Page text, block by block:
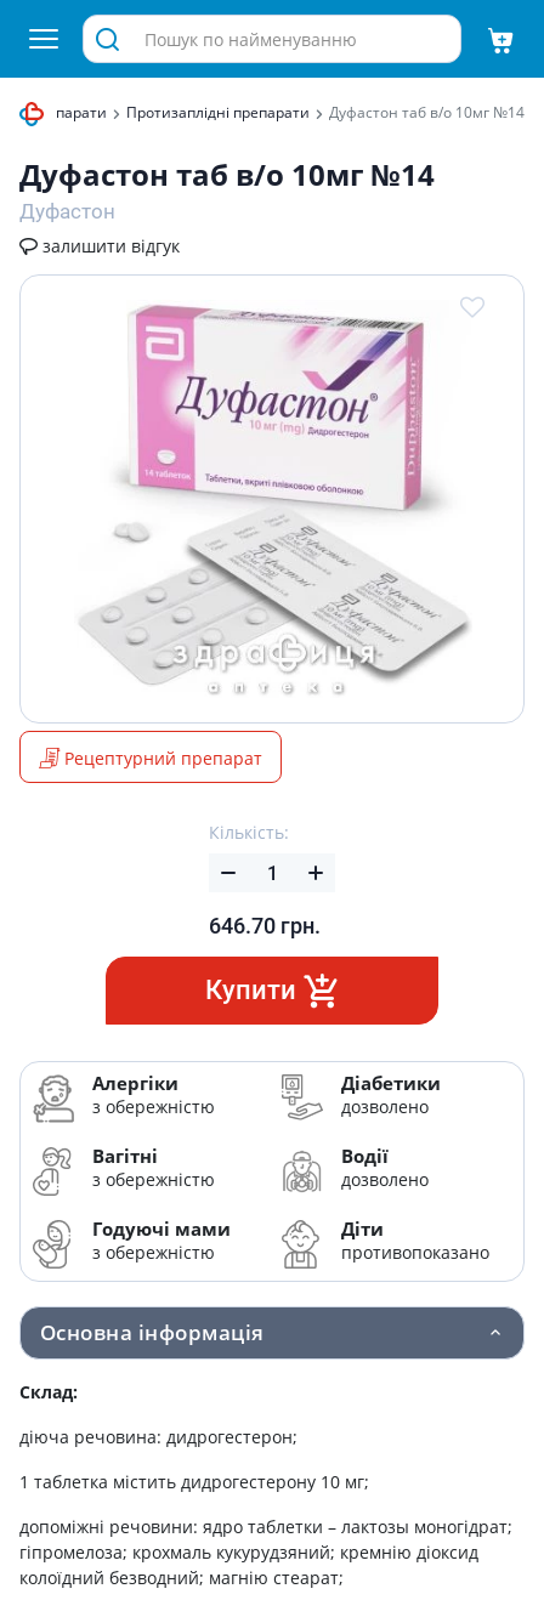
препарати Протизаплідні препарати Дуфастон таб в/о 10мг №14
Дуфастон таб в/о 10мг №14
Дуфастон
залишити відгук
Рецептурний препарат
Кількість:
646.70 грн.
Купити
Алергіки
з обережністю
Діабетики
дозволено
Вагітні
з обережністю
Водії
дозволено
Годуючі мами
з обережністю
Діти
противопоказано
Основна інформація
Склад:
діюча речовина: дидрогестерон;
1 таблетка містить дидрогестерону 10 мг;
допоміжні речовини: ядро таблетки – лактозы моногідрат;
гіпромелоза; крохмаль кукурудзяний; кремнію діоксид
колоїдний безводний; магнію стеарат;